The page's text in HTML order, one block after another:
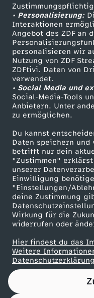
• Personalisierung:
Interaktionen
Angebot des ZDF an
personalisieren wir
Nutzung von ZDF
ZDFtivi. Daten von
verwendet.
• Social Media und
Social-Media-Tools
Anbietern. Unter
zu ermöglichen.
Du kannst
Daten speichern
betrifft nur dein
"Zustimmen" erklärst
unserer
Einwilligung
"Einstellungen/
deine Zustimmung
Wirkung für die
widerrufen oder
Hier findest du das
Weitere
Livestreams
Sendungen A-Z
TV-Programm
ZDF Unternehmen
Karriere
ZDF goes Schule
Werbefernsehen
Mainzelmännchen
Partner